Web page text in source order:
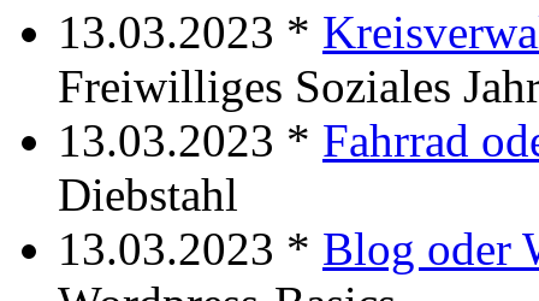
13.03.2023 *
Freiwilliges Soziales
13.03.2023 * Fahrrad
Diebstahl
13.03.2023 * Blog oder